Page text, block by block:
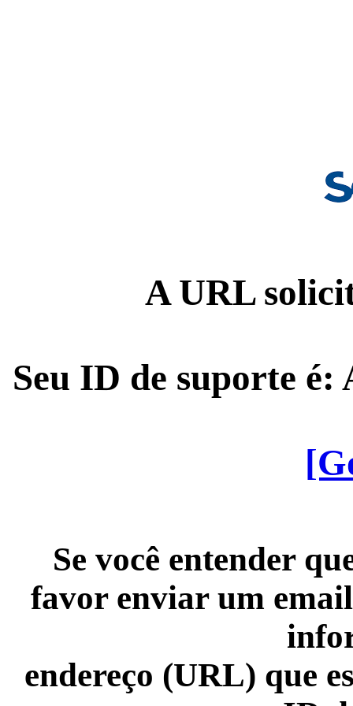
A URL
Seu ID de suporte é:
Se você entender
favor enviar um
endereço (URL) que